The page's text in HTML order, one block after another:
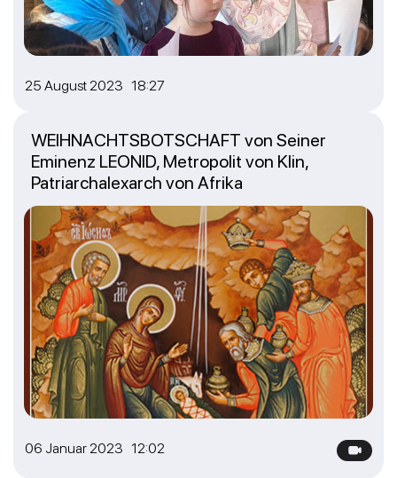
25 August 2023 18:27
06 Januar 2023 12:02
WEIHNACHTSBOTSCHAFT von Seiner
Eminenz LEONID, Metropolit von Klin,
Patriarchalexarch von Afrika